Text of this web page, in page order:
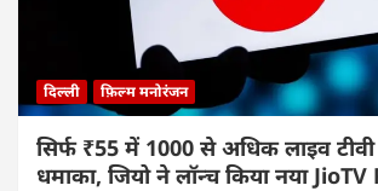
दिल्ली फ़िल्म मनोरंजन
सिर्फ ₹55 में 1000 से अधिक लाइव
धमाका, जियो ने लॉन्च किया नया